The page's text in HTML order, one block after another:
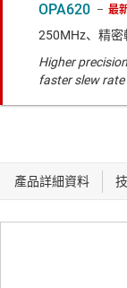
最
OPA620
250MHz、精密
Higher
faster slew